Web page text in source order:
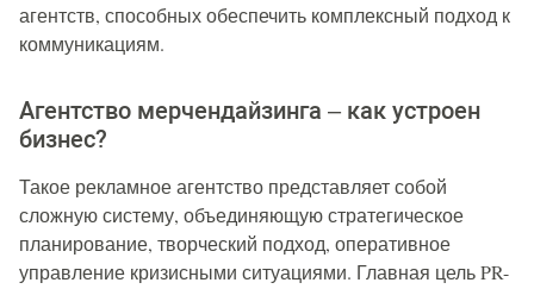
агентств, способных обеспечить комплексный подход к
коммуникациям.
Агентство мерчендайзинга – как устроен
бизнес?
Такое рекламное агентство представляет собой
сложную систему, объединяющую стратегическое
планирование, творческий подход, оперативное
управление кризисными ситуациями. Главная цель PR-